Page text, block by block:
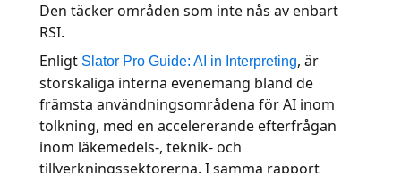
Den täcker områden som inte nås av enbart
RSI.
Enligt Slator Pro Guide: AI in Interpreting, är
storskaliga interna evenemang bland de
främsta användningsområdena för AI inom
tolkning, med en accelererande efterfrågan
inom läkemedels-, teknik- och
tillverkningssektorerna. I samma rapport